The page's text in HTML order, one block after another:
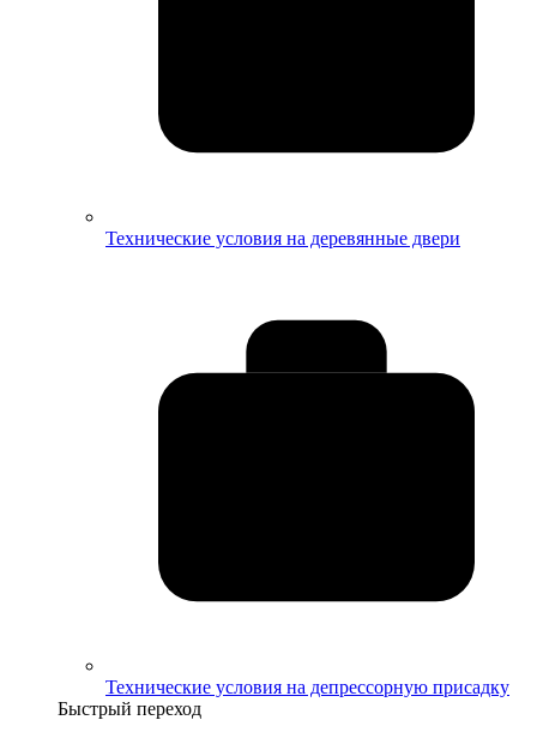
Технические условия на деревянные двери
Технические условия на депрессорную присадку
Быстрый переход